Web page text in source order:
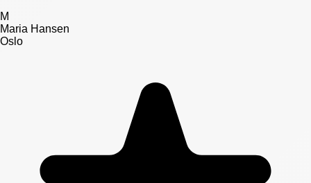
M
Maria Hansen
Oslo